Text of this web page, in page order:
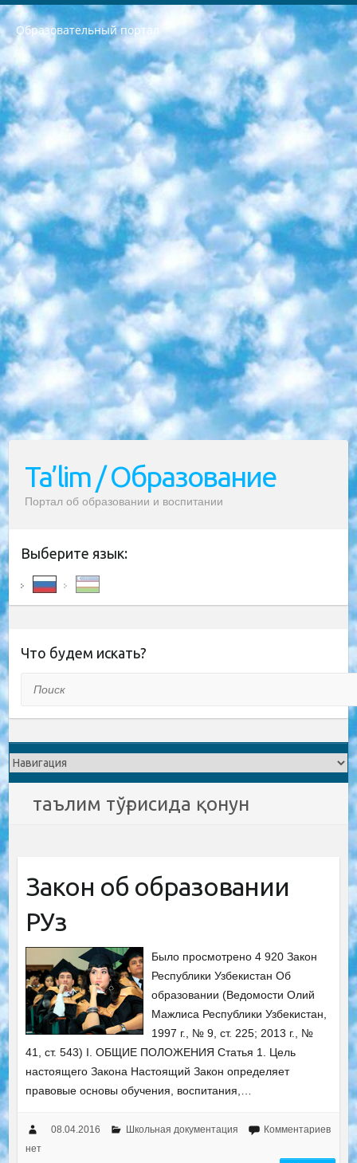
Образовательный портал
РЕСПУБЛИКА УЗБЕКИСТАН МИНИСТРЕРСТВО ДОШКОЛЬНОГО И ШКОЛЬНОГО ОБРАЗОВАНИЯ КОМАНДА в общеобразовательных учреждениях в 2023-2024 учебном году организация и проведение итоговой государственной аттестации обучающихся о Министра дошкольного и школьного образования Республики Узбекистан от 4 марта 2008 года (постановлением Минюста от 20 марта 2008 года № 1778 государственной регистрации) «Итоговое состояние учащихся общего среднего образования на основании положения об утверждении положения об аттестации общего среднего образования выпускной экзамен студентов в образовательных учреждениях в 2023-2024 учебном году В целях организации и прохождения аттестации приказываю: 1. Следующее: перечень предметов, по которым будет проводиться итоговая государственная аттестация и экзамен формы перевода согласно приложению 1; сертификаты международного образца, оценивающие уровень владения иностранными языками перечень согласно приложению 2; 2. Педагогический при специализированных образовательных учреждениях. научно-практический центр квалификации и международной оценки (Д.Давидова) 2024 г. До 25 марта: задания по предметам, по которым будет проводиться итоговая аттестация разработка и утверждение технических условий; итоговая аттестация на основании разработанного предметного задания разработка вопросов по предметам (устно и письменно), экзамен передача; общеобразовательные средние школы и специальные учебные заведения учащиеся выпускных классов школ и интернатов в агентской системе подготовка базы данных экзаменационных материалов и критериев оценки; перевод базы экзаменационных материалов на все языки обучения подать в Республиканский образовательный центр для изготовления; варианты экзаменов на основе разработанных контрольных материалов пусть будут поставлены задачи формирования. 3. Республиканский образовательный центр (Ш.Худайкулов) до 5 апреля 2024 года. до: база данных предоставленных экзаменационных материалов на все языки обучения перевод и экспертиза; для слепых, слабовидящих, глухих, слабослышащих и умственно отсталых детей учащиеся выпускных классов специализированных школ и школ-интернатов база данных экзаменационных материалов на всех преподаваемых языках подготовка критериев оценки; специализированные школы для умственно отсталых детей и технологии для учащихся выпускных классов школ-интернатов разработка соответствующих рекомендаций и критериев проведения ЕГЭ по естествознанию давать задания. 4. Педагогический при специализированных образовательных учреждениях. Научно-практический центр навыков и международной оценки (Д.Давидова), Республика образовательный центр (Худайкулов Ш.) итоговый государственный аттестационный экзамен ориентирован на творческое и логическое мышление при подготовке базы материалов учитывать введение заданий. 5. Следует отметить, что: сертификат государственного образца о знании общеобразовательного предмета и как минимум национальный уровень B1 по предметам на иностранных языках, указанным в Приложении 2. или международно признанный сертификат эквивалентного уровня студенты, изучающие определенный предмет, освобождаются от экзамена; по соответствующим предметам запланирована итоговая государственная аттестация за день до дня, путем жеребьевки Рабочей группой (в письменной форме по предметам, проводимым в форме) из числа сформированных вариантов выбрано 2 варианта; 2 выбранных варианта экзамена анонсированы на официальном сайте министерства и все выпускники по всей стране на основе этих вариантов проводит итоговую государственную аттестацию. 6. Государственное образование учащихся средних общеобразовательных учреждений. знания в соответствии с квалификационными требованиями, которые необходимо приобрести на основании стандартов итоговый (выпускной) контроль для 9 и 11 классов в целях тестирования Экзамены (далее – экзамены) состоят из предметов, перечисленных в приложении 1. будет сделано. 7. Экзамены пройдут с 26 мая по 15 июня 2024 г. (кроме науки физического воспитания). 8. Физическая для учащихся 9 классов общесредних образовательных учреждений. Экзамены по предмету «Образование, квалификация медицина» 1-6 мая 2024 года. сотрудники перевести под присмотр (с отклонениями в физическом или умственном развитии) специализированная школа для детей, школы-интернаты и со сколиозом школы-интернаты санаторного типа для больных детей исключены). 9. Он был слепым, слабовидящим и имел нарушения опорно-двигательного аппарата. экзамены в специализированных школах и интернатах для детей должны проводиться исходя из требований, предъявляемых к общеобразовательным учреждениям (физкультура кроме науки). 10. Специализированная школа для глухих и слабослышащих детей. и экзамены в интернатах и быть реализован в виде письменного теста по математике. 11. Специальность для умственно отсталых детей. Для 9 класса Родной язык и литературное письмо Государственный язык (язык обучения – узбекский). для неклассов) написано Математическое письмо Письменная/устная история Узбекистана Физическое воспитание практично Итоговый контроль Для 11 класса Написание родного языка и литературы (эссе) Математическое письмо Узбекский язык (обучение на узбекском языке) не посещающее общее среднее образование для учреждений)/Образовательное учреждение выбор письменный и устный Иностранный язык письменный/устный Письменная/устная история Узбекистана *По выбору студента:  Химия  Физика  Основы государственного права  География 10 бесплатных образовательных ресурсов - Мы составили подборку онлайн-проектов с интерактивными упражнениями, видеолекциями и статьями. Они помогут вам обрести новые и освежить старые знания бесплатно. 1. «ИНТУИТ» Старейшая образовательная площадка Рунета. Здесь вы найдёте сотни текстовых и видеокурсов на десятки различных тем — от программирования до психологии. Многие курсы подготовлены российскими университетами и крупными международными компаниями вроде Intel и Microsoft. Самостоятельное обучение бесплатное, но желающие могут оплатить услуги персональных наставников. 2. «Смартия» знакомит с актуальными профессиями и подсказывает, как им обучаться. Выбрав заинтересовавшую вас специальность — SMM-специалист, фотограф, веб-дизайнер или другую, — увидите список необходимых для неё умений. Чтобы вы могли освоить их самостоятельно, для каждого умения площадка отображает подборку ссылок на учебные материалы. Хотя «Смартия» ориентируется на русскоязычную аудиторию, часть контента всё же доступна только на английском. 3. «Лекторий Физтеха» Проект Московского физико-технического института (Физтеха). С его помощью вы можете смотреть онлайн серии лекций, записанные на видео в этом вузе. В числе доступных предметов — физика, биология, химия, информационные технологии и другие. К некоторым лекциям администрация ресурса прилагает готовые конспекты, которые можно скачивать в PDF-формате. 4. ITMOcourses Онлайн-площадка Санкт-Петербургского национального исследовательского университета информационных технологий, механики и оптики (ИТМО). Ресурс предоставляет свободный доступ к курсам, разработанным в этом вузе. Каталог материалов разбит на четыре категории: «Оптические системы и технологии», «Приборостроение и робототехника», «Информационные технологии» и «Биотехнологии». Курсы состоят из видеолекций, интерактивных демонстраций и заданий. 5. «КиберЛенинка» Электронная научная библиотека открытого доступа. Каталог площадки регулярно обрастает текстами статей из различных научных изданий. Сгруппированные по журналам и рубрикам публикации можно читать онлайн или скачивать целиком в PDF-формате. Проект нацелен на популяризацию науки за счёт открытого доступа к качественной информации. 6. «ПостНаука» На этом ресурсе публикуют подборки видеолекций, составленные экспертами из разных отраслей и объединённые общими темами. Среди них, к примеру, есть серии «Биоинформатика и геномика», «Культура средневековой Скандинавии» и Cinema Studies о теории кино. Каждая подборка лекций — логически связанная история, рассказанная экспертом от первого лица. Кроме того, на сайте появляются научно-образовательные статьи и тесты на разные темы. 7. «Newочём» Команда проекта «Newочём» отбирает самые интересные тексты из англоязычных СМИ и переводит те из них, за которые голосуют участники сообщества «ВКонтакте». По большей части это научно-популярные статьи. Редакторы придумывают лишь заголовки, в остальном содержание переводов соответствует оригиналам. Полные тексты можно читать прямо в социальной сети. 8. InternetUrok Онлайн-база материалов по основным дисциплинам школьной программы. Информация на сайте структурирована по классам, предметам и темам (урокам). Каждый урок состоит из видеолекций и конспектов. Есть также интерактивные тренажёры и тесты для закрепления пройденного материала. Даже если вы давно окончили школу, возможность повторить программу старших классов всегда может пригодиться. 9. Edutainme Ещё один ресурс об образовании. В отличие от Newtonew, как мне кажется, Edutainme больше ориентируется на представителей индустрии: педагогов, предпринимателей, разработчиков образовательных проектов. Но и любой, кто просто стремится к саморазвитию, найдёт на сайте много полезного и интересного для себя. Например, информацию о новых курсах и образовательных сервисах. 10. Newtonew Онлайн-медиа об образовании и обучении в широком смысле. Авторы Newtonew пишут об инструментах, заведениях, тактиках и стратегиях, которые помогают учить других и получать новые знания самостоятельно. На этой площадке вы найдёте новости, обзоры, аналитические мат
Ta’lim / Образование
Портал об образовании и воспитании
Выберите язык:
Что будем искать?
таълим тўғрисида қонун
Закон об образовании
РУз
Было просмотрено 4 920 Закон
Республики Узбекистан Об
образовании (Ведомости Олий
Мажлиса Республики Узбекистан,
1997 г., № 9, ст. 225; 2013 г., №
41, ст. 543) I. ОБЩИЕ ПОЛОЖЕНИЯ Статья 1. Цель
настоящего Закона Настоящий Закон определяет
правовые основы обучения, воспитания,…
08.04.2016 Школьная документация
Комментариев
нет